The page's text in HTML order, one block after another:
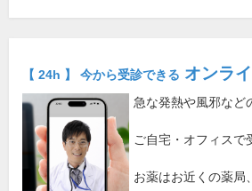
【 24h 】 今から受診できる オンラ
急な発熱や風邪など
ご自宅・オフィスで
お薬はお近くの薬局